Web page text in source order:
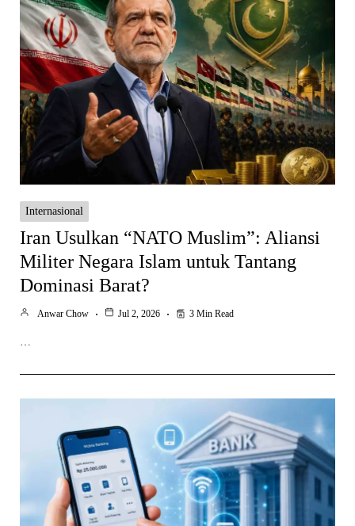
Internasional
Iran Usulkan “NATO Muslim”: Aliansi
Militer Negara Islam untuk Tantang
Dominasi Barat?
Anwar Chow Jul 2, 2026 3 Min Read
…